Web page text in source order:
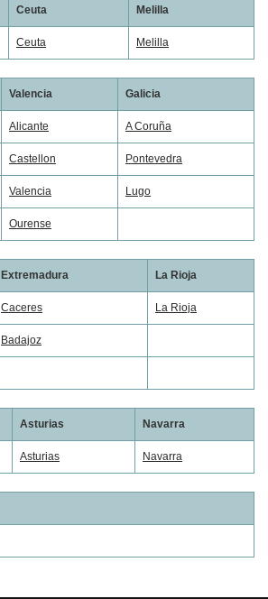
Ceuta Melilla
Ceuta Melilla
Valencia Galicia
Alicante A Coruña
Castellon Pontevedra
Valencia Lugo
Ourense
Extremadura La Rioja
Caceres La Rioja
Badajoz
Asturias Navarra
Asturias Navarra